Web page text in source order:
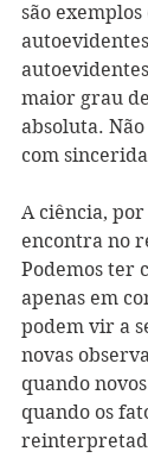
são
maior grau
absoluta.
com
A ciência,
encontra no
Podemos ter
apenas em
podem vir a
novas
quando
quando os